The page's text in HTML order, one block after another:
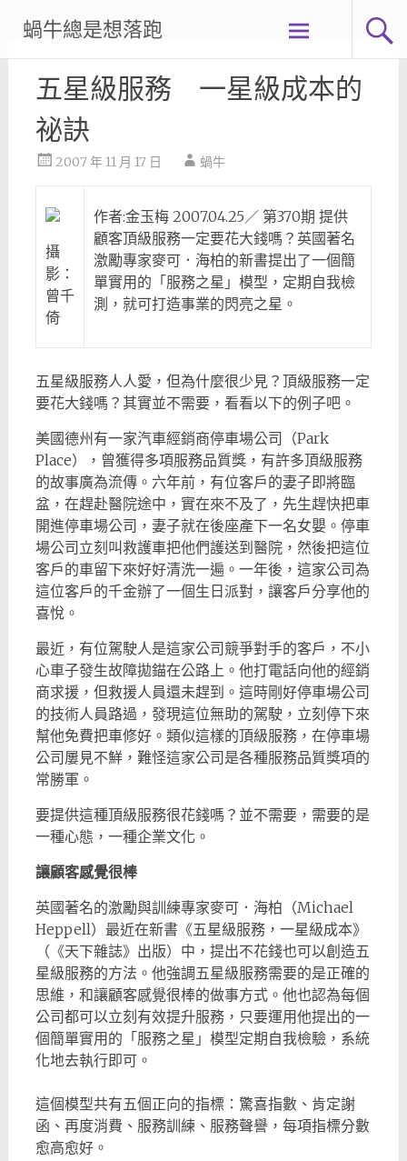
content
蝸牛總是想落跑
五星級服務 一星級成本的
祕訣
2007 年 11 月 17 日 蝸牛
攝
影：
曾千
倚
作者:金玉梅 2007.04.25／ 第370期 提供
顧客頂級服務一定要花大錢嗎？英國著名
激勵專家麥可．海柏的新書提出了一個簡
單實用的「服務之星」模型，定期自我檢
測，就可打造事業的閃亮之星。
五星級服務人人愛，但為什麼很少見？頂級服務一定
要花大錢嗎？其實並不需要，看看以下的例子吧。
美國德州有一家汽車經銷商停車場公司（Park
Place），曾獲得多項服務品質獎，有許多頂級服務
的故事廣為流傳。六年前，有位客戶的妻子即將臨
盆，在趕赴醫院途中，實在來不及了，先生趕快把車
開進停車場公司，妻子就在後座產下一名女嬰。停車
場公司立刻叫救護車把他們護送到醫院，然後把這位
客戶的車留下來好好清洗一遍。一年後，這家公司為
這位客戶的千金辦了一個生日派對，讓客戶分享他的
喜悅。
最近，有位駕駛人是這家公司競爭對手的客戶，不小
心車子發生故障拋錨在公路上。他打電話向他的經銷
商求援，但救援人員還未趕到。這時剛好停車場公司
的技術人員路過，發現這位無助的駕駛，立刻停下來
幫他免費把車修好。類似這樣的頂級服務，在停車場
公司屢見不鮮，難怪這家公司是各種服務品質獎項的
常勝軍。
要提供這種頂級服務很花錢嗎？並不需要，需要的是
一種心態，一種企業文化。
讓顧客感覺很棒
英國著名的激勵與訓練專家麥可．海柏（Michael
Heppell）最近在新書《五星級服務，一星級成本》
（《天下雜誌》出版）中，提出不花錢也可以創造五
星級服務的方法。他強調五星級服務需要的是正確的
思維，和讓顧客感覺很棒的做事方式。他也認為每個
公司都可以立刻有效提升服務，只要運用他提出的一
個簡單實用的「服務之星」模型定期自我檢驗，系統
化地去執行即可。
這個模型共有五個正向的指標：驚喜指數、肯定謝
函、再度消費、服務訓練、服務聲譽，每項指標分數
愈高愈好。